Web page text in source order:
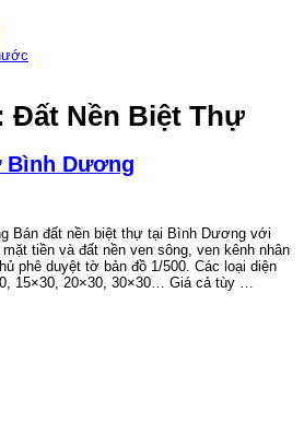
Đất Nền Biệt Thự
Bình Dương
Bán đất nền biệt thự tại Bình Dương với
tiền và đất nền ven sông, ven kênh nhân
phê duyệt tờ bản đồ 1/500. Các loại diện
15×30, 20×30, 30×30… Giá cả tùy …